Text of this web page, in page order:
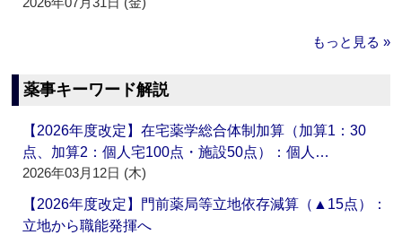
もっと見る »
薬事キーワード解説
【2026年度改定】在宅薬学総合体制加算（加算1：30
点、加算2：個人宅100点・施設50点）：個人…
2026年03月12日 (木)
【2026年度改定】門前薬局等立地依存減算（▲15点）：
立地から職能発揮へ